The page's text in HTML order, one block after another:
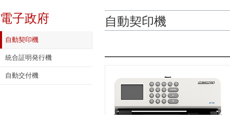
電子政府
自動契印機
統合証明発行機
自動交付機
自動契印機